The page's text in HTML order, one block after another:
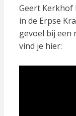
Geert Kerkhof
in de Erpse
gevoel bij een
vind je hier: